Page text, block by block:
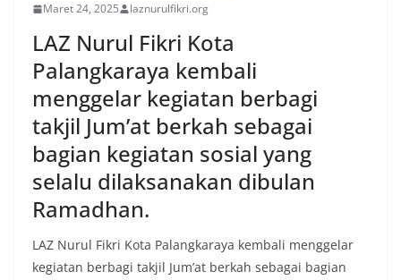
Maret 24, 2025 laznurulfikri.org
LAZ Nurul Fikri Kota
Palangkaraya kembali
menggelar kegiatan berbagi
takjil Jum’at berkah sebagai
bagian kegiatan sosial yang
selalu dilaksanakan dibulan
Ramadhan.
LAZ Nurul Fikri Kota Palangkaraya kembali menggelar
kegiatan berbagi takjil Jum’at berkah sebagai bagian